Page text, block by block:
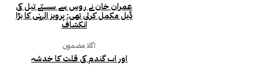
عمران خان نے روس سے سستے تیل کی
ڈیل مکمل کرلی تھی: پرویز الہٰی کا بڑا
انکشاف
اگلا مضمون
اور اب گندم کی قلت کا خدشہ